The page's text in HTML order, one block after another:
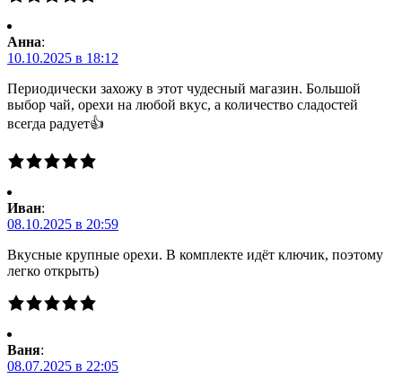
Анна:
10.10.2025 в 18:12
Периодически захожу в этот чудесный магазин. Большой
выбор чай, орехи на любой вкус, а количество сладостей
всегда радует👍
Иван:
08.10.2025 в 20:59
Вкусные крупные орехи. В комплекте идёт ключик, поэтому
легко открыть)
Ваня:
08.07.2025 в 22:05